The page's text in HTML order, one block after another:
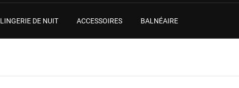
LINGERIE DE NUIT ACCESSOIRES BALNÉAIRE